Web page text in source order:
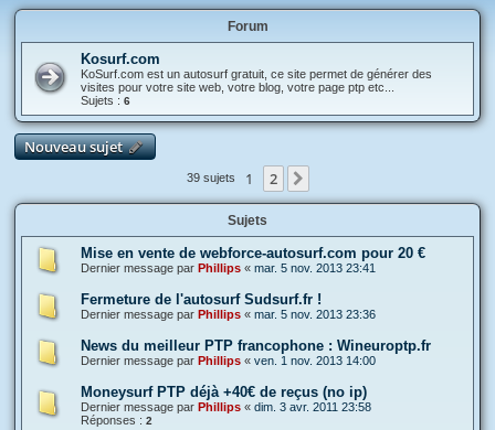
Forum
Kosurf.com
KoSurf.com est un autosurf gratuit, ce site permet de générer des
visites pour votre site web, votre blog, votre page ptp etc...
Sujets : 6
Nouveau sujet
39 sujets 1 2
Sujets
Mise en vente de webforce-autosurf.com pour 20 €
Dernier message par Phillips « mar. 5 nov. 2013 23:41
Fermeture de l'autosurf Sudsurf.fr !
Dernier message par Phillips « mar. 5 nov. 2013 23:36
News du meilleur PTP francophone : Wineuroptp.fr
Dernier message par Phillips « ven. 1 nov. 2013 14:00
Moneysurf PTP déjà +40€ de reçus (no ip)
Dernier message par Phillips « dim. 3 avr. 2011 23:58
Réponses : 2